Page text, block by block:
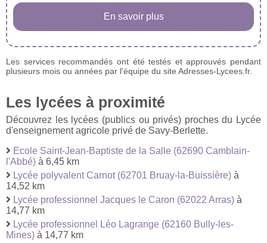
En savoir plus
Les services recommandés ont été testés et approuvés pendant
plusieurs mois ou années par l'équipe du site Adresses-Lycees.fr.
Les lycées à proximité
Découvrez les lycées (publics ou privés) proches du Lycée
d'enseignement agricole privé de Savy-Berlette.
Ecole Saint-Jean-Baptiste de la Salle (62690 Camblain-
l'Abbé) à 6,45 km
Lycée polyvalent Carnot (62701 Bruay-la-Buissière) à
14,52 km
Lycée professionnel Jacques le Caron (62022 Arras) à
14,77 km
Lycée professionnel Léo Lagrange (62160 Bully-les-
Mines) à 14,77 km